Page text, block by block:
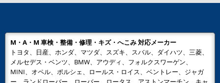
M・A・M 車検・整備・修理・キズ・へこみ 対応メーカー
トヨタ、日産、ホンダ、マツダ、スズキ、スバル、ダイハツ、三菱、
メルセデス・ベンツ、BMW、アウディ、フォルクスワーゲン、
MINI、オペル、ポルシェ、ロールス・ロイス、ベントレー、ジャガ